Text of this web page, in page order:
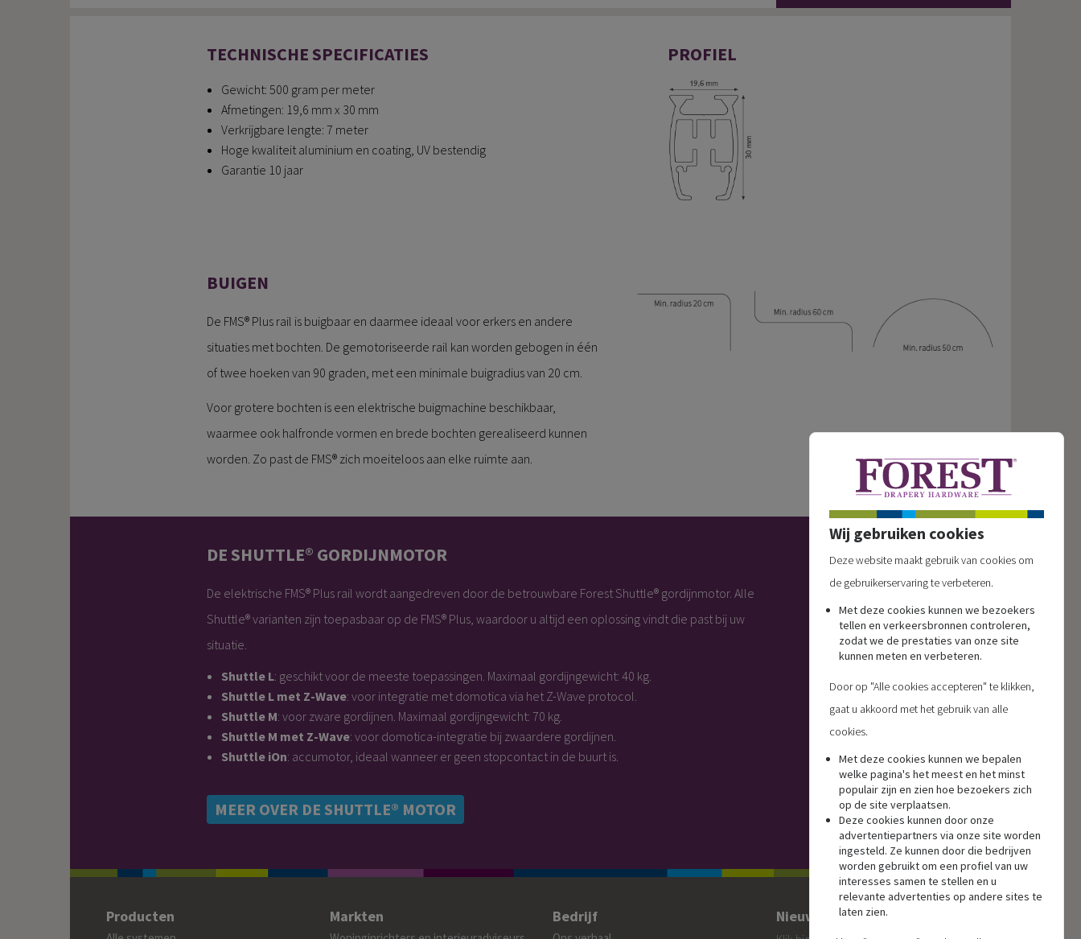
TECHNISCHE SPECIFICATIES
Gewicht: 500 gram per meter
Afmetingen: 19,6 mm x 30 mm
Verkrijgbare lengte: 7 meter
Hoge kwaliteit aluminium en coating, UV bestendig
Garantie 10 jaar
PROFIEL
BUIGEN
De FMS® Plus rail is buigbaar en daarmee ideaal voor erkers en andere
situaties met bochten. De gemotoriseerde rail kan worden gebogen in één
of twee hoeken van 90 graden, met een minimale buigradius van 20 cm.
Voor grotere bochten is een elektrische buigmachine beschikbaar,
waarmee ook halfronde vormen en brede bochten gerealiseerd kunnen
worden. Zo past de FMS® zich moeiteloos aan elke ruimte aan.
DE SHUTTLE® GORDIJNMOTOR
De elektrische FMS® Plus rail wordt aangedreven door de betrouwbare Forest Shuttle® gordijnmotor. Alle
Shuttle® varianten zijn toepasbaar op de FMS® Plus, waardoor u altijd een oplossing vindt die past bij uw
situatie.
Shuttle L: geschikt voor de meeste toepassingen. Maximaal gordijngewicht: 40 kg.
Shuttle L met Z-Wave: voor integratie met domotica via het Z-Wave protocol.
Shuttle M: voor zware gordijnen. Maximaal gordijngewicht: 70 kg.
Shuttle M met Z-Wave: voor domotica-integratie bij zwaardere gordijnen.
Shuttle iOn: accumotor, ideaal wanneer er geen stopcontact in de buurt is.
MEER OVER DE SHUTTLE® MOTOR
Producten Markten Bedrijf Nieuwsbrief
Wij gebruiken cookies
Deze website maakt gebruik van cookies om
de gebruikerservaring te verbeteren.
Met deze cookies kunnen we bezoekers
tellen en verkeersbronnen controleren,
zodat we de prestaties van onze site
kunnen meten en verbeteren.
Door op "Alle cookies accepteren" te klikken,
gaat u akkoord met het gebruik van alle
cookies.
Met deze cookies kunnen we bepalen
welke pagina's het meest en het minst
populair zijn en zien hoe bezoekers zich
op de site verplaatsen.
Deze cookies kunnen door onze
advertentiepartners via onze site worden
ingesteld. Ze kunnen door die bedrijven
worden gebruikt om een profiel van uw
interesses samen te stellen en u
relevante advertenties op andere sites te
laten zien.